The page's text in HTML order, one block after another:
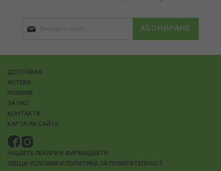
АБОНИРАНЕ
ДОСТАВКА
АПТЕКИ
НОВИНИ
ЗА НАС
КОНТАКТИ
КАРТА НА САЙТА
НАШИТЕ ЛЕКАРИ И ФАРМАЦЕВТИ
ОБЩИ УСЛОВИЯ И ПОЛИТИКА ЗА ПОВЕРИТЕЛНОСТ